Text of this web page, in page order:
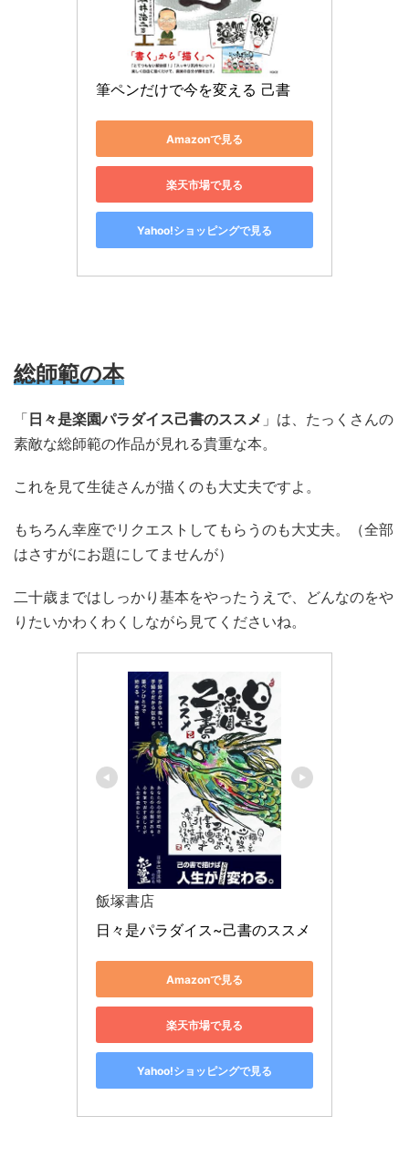
筆ペンだけで今を変える 己書
Amazonで見る
楽天市場で見る
Yahoo!ショッピングで見る
総師範の本
「 日々是楽園パラダイス己書のススメ 」は、たっくさんの
素敵な総師範の作品が見れる貴重な本。
これを見て生徒さんが描くのも大丈夫ですよ。
もちろん幸座でリクエストしてもらうのも大丈夫。（全部
はさすがにお題にしてませんが）
二十歳まではしっかり基本をやったうえで、どんなのをや
りたいかわくわくしながら見てくださいね。
飯塚書店
日々是パラダイス~己書のススメ
Amazonで見る
楽天市場で見る
Yahoo!ショッピングで見る